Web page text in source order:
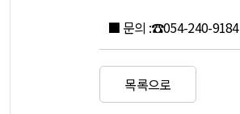
■ 문의 :☎054-240-9184
목록으로